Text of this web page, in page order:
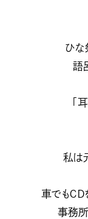
ひな
語
「
私は
車でもＣ
事務